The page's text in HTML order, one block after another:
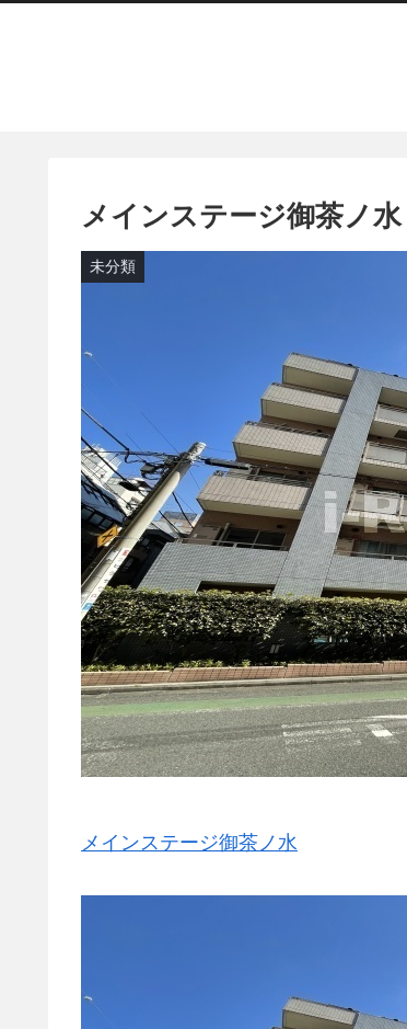
メインステージ御茶ノ水
未分類
メインステージ御茶ノ水